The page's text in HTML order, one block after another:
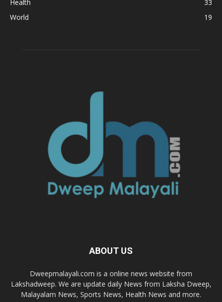
Health
33
World
19
ABOUT US
Dweepmalayali.com is a online news website from
Lakshadweep. We are update daily News from Laksha Dweep,
Malayalam News, Sports News, Health News and more.